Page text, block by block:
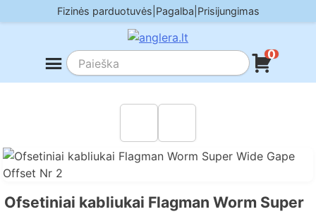
to
Fizinės parduotuvės Pagalba Prisijungimas
0
Ofsetiniai kabliukai Flagman Worm Super